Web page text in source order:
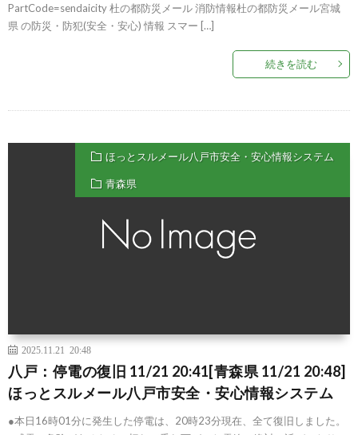
PartCode=sendaicity 杜の都防災メール 消防情報杜の都防災メール宮城
県 の防災・防犯(安全・安心) 情報 スマー […]
続きを読む
ほっとスルメール八戸市安全・安心情報システム
青森県
2025.11.21 20:48
八戸：停電の復旧 11/21 20:41[青森県 11/21 20:48]
ほっとスルメール八戸市安全・安心情報システム
●本日16時01分に発生した停電は、20時23分現在、全て復旧しました。